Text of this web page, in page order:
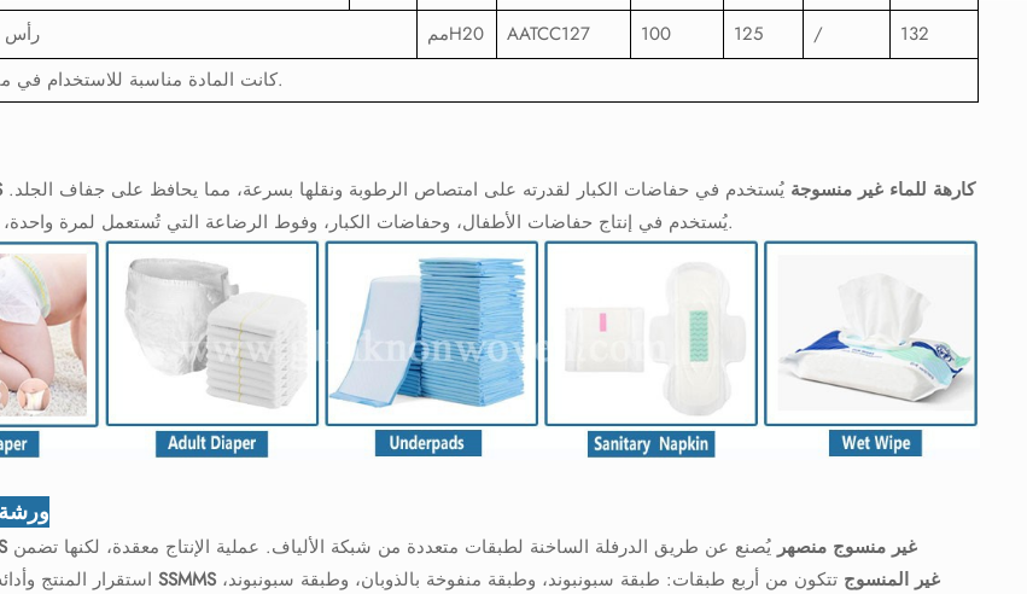
رأس
ممH20 AATCC127 100 125 /
132
كانت المادة مناسبة للاستخدام في منتجات النظافة.
مواد خام SMMS كارهة للماء غير منسوجة يُستخدم في حفاضات الكبار لقدرته على امتصاص الرطوبة ونقلها بسرعة، مما يحافظ على جفاف الجلد.
يُستخدم في إنتاج حفاضات الأطفال، وحفاضات الكبار، وفوط الرضاعة التي تُستعمل لمرة واحدة، والفوط الصحية.
قماش SMMS غير منسوج منصهر يُصنع عن طريق الدرفلة الساخنة لطبقات متعددة من شبكة الألياف. عملية الإنتاج معقدة، لكنها تضمن
استقرار المنتج
قماش SSMMS غير المنسوج تتكون من أربع طبقات: طبقة سبونبوند، وطبقة منفوخة بالذوبان، وطبقة سبونبوند،